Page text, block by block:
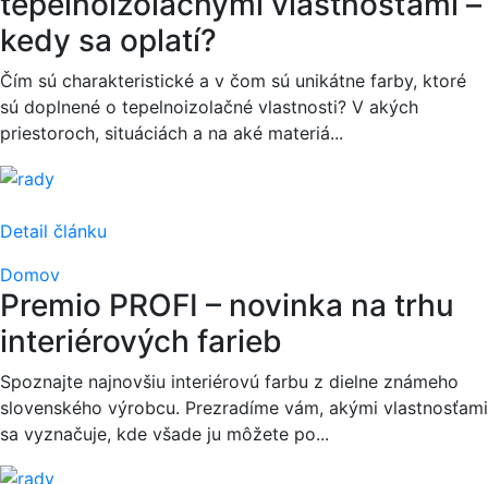
kedy sa oplatí?
Čím sú charakteristické a v čom sú unikátne farby, ktoré
sú doplnené o tepelnoizolačné vlastnosti? V akých
priestoroch, situáciách a na aké materiá...
Detail článku
Domov
Premio PROFI – novinka na trhu
interiérových farieb
Spoznajte najnovšiu interiérovú farbu z dielne známeho
slovenského výrobcu. Prezradíme vám, akými vlastnosťami
sa vyznačuje, kde všade ju môžete po...